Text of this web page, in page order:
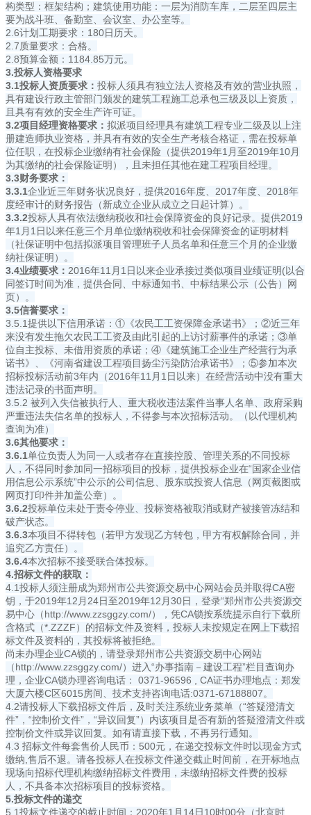
构类型：框架结构；建筑使用功能：一层为消防车库，二层至四层主
要为战斗班、备勤室、会议室、办公室等。
2.6计划工期要求：180日历天。
2.7质量要求：合格。
2.8预算金额：1184.85万元。
3.投标人资格要求
3.1投标人资质要求： 投标人须具有独立法人资格及有效的营业执照，
具有建设行政主管部门颁发的建筑工程施工总承包三级及以上资质，
且具有有效的安全生产许可证。
3.2项目经理资格要求： 拟派项目经理具有建筑工程专业二级及以上注
册建造师执业资格，并具有有效的安全生产考核合格证，需在投标单
位任职，在投标企业缴纳有社会保险（提供2019年1月至2019年10月
为其缴纳的社会保险证明），且未担任其他在建工程项目经理。
3.3财务要求：
3.3.1企业近三年财务状况良好，提供2016年度、2017年度、2018年
度经审计的财务报告（新成立企业从成立之日起计算）。
3.3.2投标人具有依法缴纳税收和社会保障资金的良好记录。提供2019
年1月1日以来任意三个月单位缴纳税收和社会保障资金的证明材料
（社保证明中包括拟派项目管理班子人员名单和任意三个月的企业缴
纳社保证明）。
3.4业绩要求： 2016年11月1日以来企业承接过类似项目业绩证明(以合
同签订时间为准，提供合同、中标通知书、中标结果公示（公告）网
页）。
3.5信誉要求：
3.5.1提供以下信用承诺：①《农民工工资保障金承诺书》；②近三年
来没有发生拖欠农民工工资及由此引起的上访讨薪事件的承诺；③单
位自主投标、未借用资质的承诺；④《建筑施工企业生产经营行为承
诺书》、《河南省建设工程项目扬尘污染防治承诺书》；⑤参加本次
招标投标活动前3年内（2016年11月1日以来）在经营活动中没有重大
违法记录的书面声明。
3.5.2 被列入失信被执行人、重大税收违法案件当事人名单、政府采购
严重违法失信名单的投标人，不得参与本次招标活动。（以代理机构
查询为准）
3.6其他要求：
3.6.1单位负责人为同一人或者存在直接控股、管理关系的不同投标
人，不得同时参加同一招标项目的投标，提供投标企业在“国家企业信
用信息公示系统”中公示的公司信息、股东或投资人信息（网页截图或
网页打印件并加盖公章）。
3.6.2投标单位未处于责令停业、投标资格被取消或财产被接管冻结和
破产状态。
3.6.3本项目不得转包（若甲方发现乙方转包，甲方有权解除合同，并
追究乙方责任）。
3.6.4本次招标不接受联合体投标。
4.招标文件的获取：
4.1投标人须注册成为郑州市公共资源交易中心网站会员并取得CA密
钥，于2019年12月24日至2019年12月30日，登录“郑州市公共资源交
易中心（http://www.zzsggzy.com/），凭CA锁按系统提示自行下载所
含格式（*.ZZZF）的招标文件及资料，投标人未按规定在网上下载招
标文件及资料的，其投标将被拒绝。
尚未办理企业CA锁的，请登录郑州市公共资源交易中心网站
（http://www.zzsggzy.com/）进入“办事指南－建设工程”栏目查询办
理 ，企业CA锁办理咨询电话： 0371-96596 , CA证书办理地点：郑发
大厦六楼C区6015房间、技术支持咨询电话:0371-67188807。
4.2请投标人下载招标文件后，及时关注系统业务菜单（“答疑澄清文
件”，“控制价文件”，“异议回复”）内该项目是否有新的答疑澄清文件或
控制价文件或异议回复。如有请直接下载，不再另行通知。
4.3 招标文件每套售价人民币：500元，在递交投标文件时以现金方式
缴纳,售后不退。请各投标人在投标文件递交截止时间前，在开标地点
现场向招标代理机构缴纳招标文件费用，未缴纳招标文件费的投标
人，不具备本次招标项目的投标资格。
5.投标文件的递交
5.1投标文件递交的截止时间：2020年1月14日10时00分（北京时